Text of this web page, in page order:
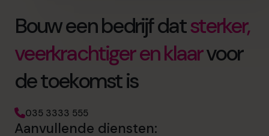
Bouw een bedrijf datsterker,
veerkrachtiger en klaarvoor
de toekomst is
035 3333 555
Aanvullende diensten: